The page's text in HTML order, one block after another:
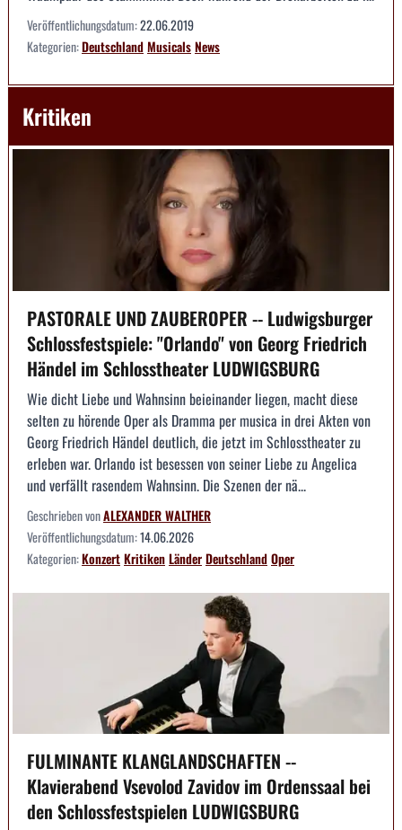
Veröffentlichungsdatum:22.06.2019
Kategorien:DeutschlandMusicalsNews
Kritiken
PASTORALE UND ZAUBEROPER -- Ludwigsburger
Schlossfestspiele: "Orlando" von Georg Friedrich
Händel im Schlosstheater LUDWIGSBURG
Wie dicht Liebe und Wahnsinn beieinander liegen, macht diese
selten zu hörende Oper als Dramma per musica in drei Akten von
Georg Friedrich Händel deutlich, die jetzt im Schlosstheater zu
erleben war. Orlando ist besessen von seiner Liebe zu Angelica
und verfällt rasendem Wahnsinn. Die Szenen der nä...
Geschrieben vonALEXANDER WALTHER
Veröffentlichungsdatum:14.06.2026
Kategorien:KonzertKritikenLänderDeutschlandOper
FULMINANTE KLANGLANDSCHAFTEN --
Klavierabend Vsevolod Zavidov im Ordenssaal bei
den Schlossfestspielen LUDWIGSBURG